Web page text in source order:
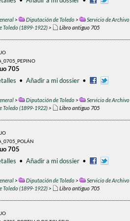
> Diputación de Toledo> Servicio de Archivo
Toledo (1899-1922)> Libro antiguo 705
705
• Añadir a mi dossier •
> Diputación de Toledo> Servicio de Archivo
Toledo (1899-1922)> Libro antiguo 705
705
• Añadir a mi dossier •
> Diputación de Toledo> Servicio de Archivo
Toledo (1899-1922)> Libro antiguo 705